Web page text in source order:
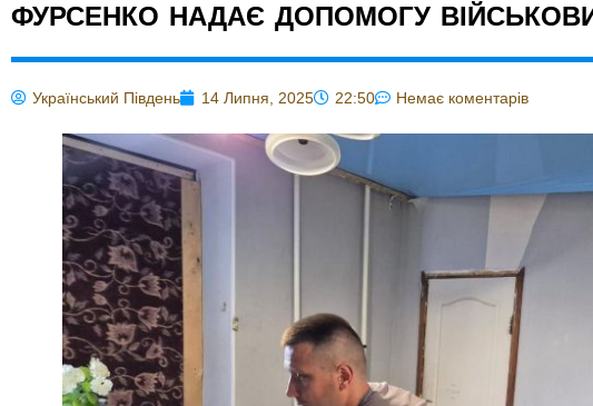
ФУРСЕНКО НАДАЄ ДОПОМОГУ
Український Південь 14 Липня, 2025 22:50 Немає коментарів